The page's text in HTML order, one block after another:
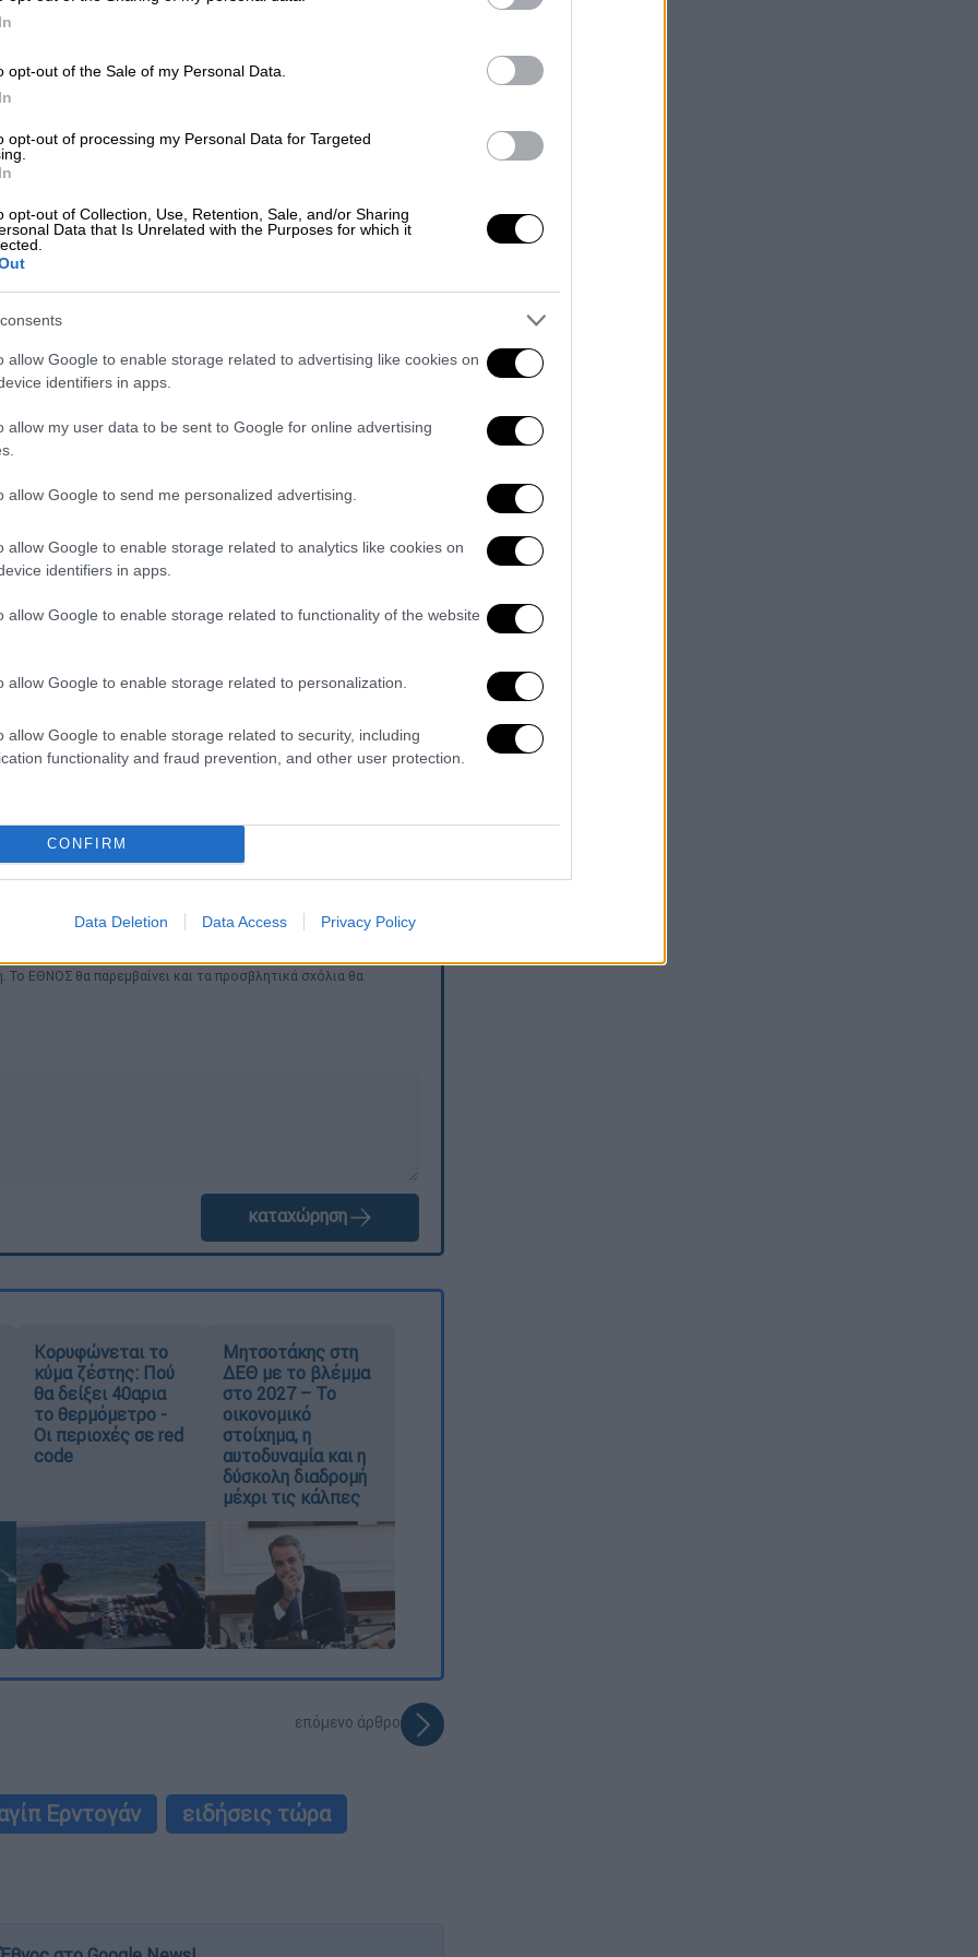
opt-out of the Sale of my Personal Data.
opt-out of processing my Personal Data for Targeted
opt-out of Collection, Use, Retention, Sale, and/or Sharing
Data that Is Unrelated with the Purposes for which it
allow Google to enable storage related to advertising like cookies on
identifiers in apps.
allow my user data to be sent to Google for online advertising
allow Google to send me personalized advertising.
allow Google to enable storage related to analytics like cookies on
identifiers in apps.
allow Google to enable storage related to functionality of the website
allow Google to enable storage related to personalization.
allow Google to enable storage related to security, including
functionality and fraud prevention, and other user protection.
CONFIRM
Data Deletion Data Access Privacy Policy
μετά την καθίζηση στις δημοτικές
του κόμματος AKP θα
Ρετζέπ Ταγίπ Ερντογάν, κατά την
Μαΐου. Ο ετήσιος φόρος ιδιοκτησίας για το
κτίρια ξένων αντιπροσωπειών στο
53 χιλιάδες δολάρια, σύμφωνα με το
δικτύου
ο ξάδελφος του Ερντογάν, Χαλίλ
του
με τις εργασίες εσωτερικής
στην αμερικανική
ουρανοξύστης που κατασκευάστηκε από
τον Ερντογάνγια τα επίσημα
θεμέλια τέθηκαν το 2018, έχει
να φιλοξενήσει καταστήματα,
επισκέπτες.
τηςΆγκυρας και τον στόχο της να
να ενισχύσει τη διπλωματική της
ΕΘΝΟΣ θα παρεμβαίνει και τα προσβλητικά σχόλια θα
καταχώρηση
Κορυφώνεται το
κύμα ζέστης: Πού
θα δείξει 40αρια
το θερμόμετρο -
Οι περιοχές σε red
code
Μητσοτάκης στη
ΔΕΘ με το βλέμμα
στο 2027 – Το
οικονομικό
στοίχημα, η
αυτοδυναμία και η
δύσκολη διαδρομή
μέχρι τις κάλπες
επόμενο άρθρο
Ερντογάν
ειδήσεις τώρα